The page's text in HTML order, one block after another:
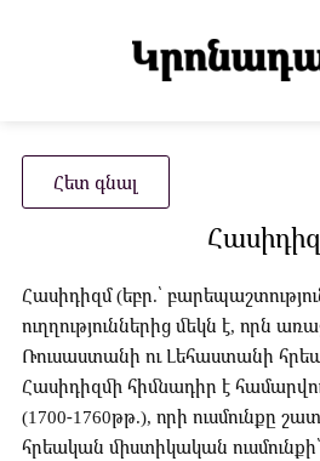
Հետ գնալ
Հասիդիզմ (եբր.՝
ուղղություններից մեկն է, որն
Ռուսաստանի ու Լեհաստանի
Հասիդիզմի հիմնադիր է
(1700-1760թթ.), որի ուսմունքը
հրեական միստիկական